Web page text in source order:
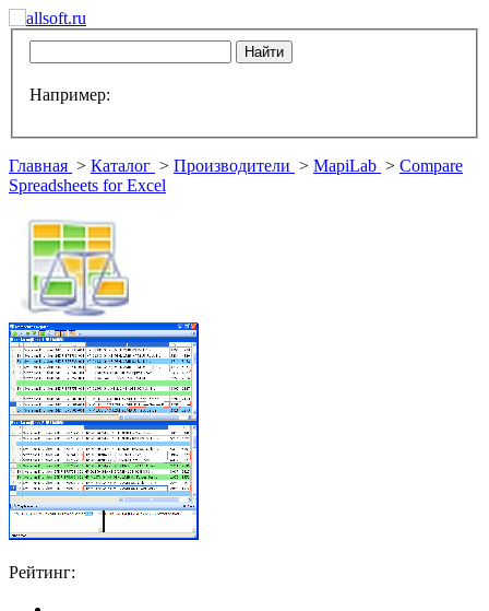
Например:
Главная > Каталог > Производители > MapiLab > Compare
Spreadsheets for Excel
Рейтинг: